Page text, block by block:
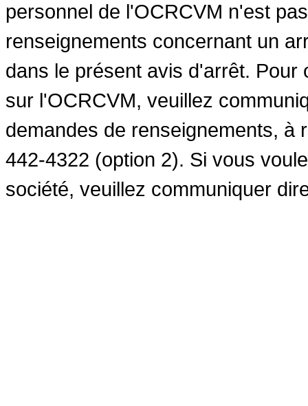
personnel de l'OCRCVM n'est
renseignements concernant un
dans le présent avis d'arrêt.
sur l'OCRCVM, veuillez
demandes de renseignements, à
442-4322 (option 2). Si vous
société, veuillez communiquer